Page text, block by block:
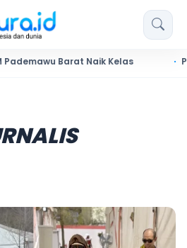
Barat Naik Kelas